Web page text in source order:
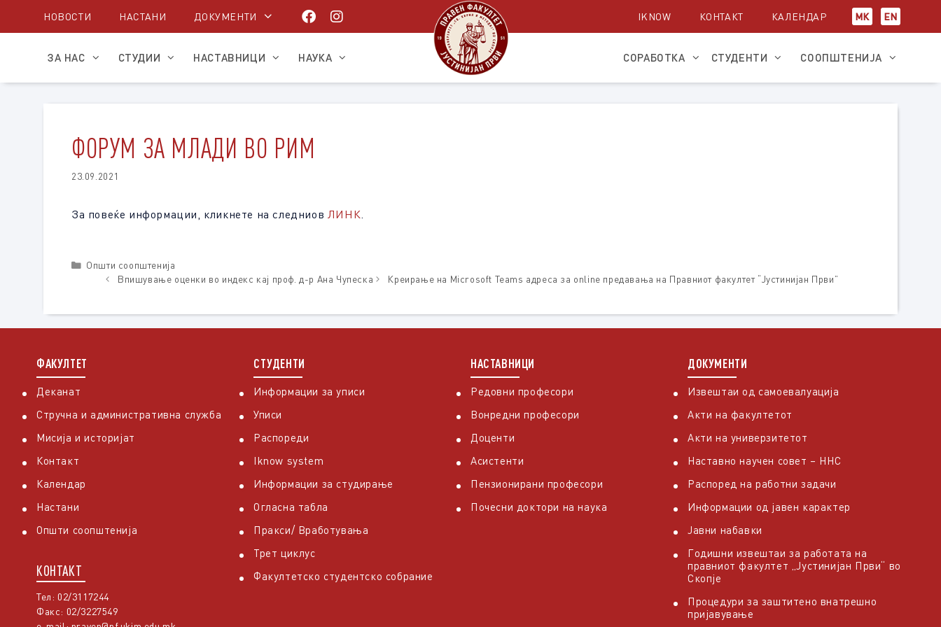
НОВОСТИ НАСТАНИ ДОКУМЕНТИ IKNOW КОНТАКТ КАЛЕНДАР МК EN
ЗА НАС СТУДИИ НАСТАВНИЦИ НАУКА СОРАБОТКА СТУДЕНТИ СООПШТЕНИЈА
ФОРУМ ЗА МЛАДИ ВО РИМ
23.09.2021
За повеќе информации, кликнете на следниов ЛИНК.
Categories
Општи соопштенија
Впишување оценки во индекс кај проф. д-р Ана Чупеска
Креирање на Microsoft Teams адреса за online предавања на Правниот факултет “Јустинијан Први”
ФАКУЛТЕТ
Деканат
Стручна и административна служба
Мисија и историјат
Контакт
Календар
Настани
Општи соопштенија
КОНТАКТ
Тел: 02/3117244
Факс: 02/3227549
СТУДЕНТИ
Информации за уписи
Уписи
Распореди
Iknow system
Информации за студирање
Огласна табла
Пракси/ Вработувања
Трет циклус
Факултетско студентско собрание
НАСТАВНИЦИ
Редовни професори
Вонредни професори
Доценти
Асистенти
Пензионирани професори
Почесни доктори на наука
ДОКУМЕНТИ
Извештаи од самоевалуација
Акти на факултетот
Акти на универзитетот
Наставно научен совет – ННС
Распоред на работни задачи
Информации од јавен карактер
Јавни набавки
Годишни извештаи за работата на
правниот факултет „Јустинијан Први“ во
Скопје
Процедури за заштитено внатрешно
пријавување